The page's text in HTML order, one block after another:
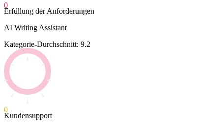
0
Erfüllung der Anforderungen
AI Writing Assistant
Kategorie-Durchschnitt: 9.2
0
Kundensupport